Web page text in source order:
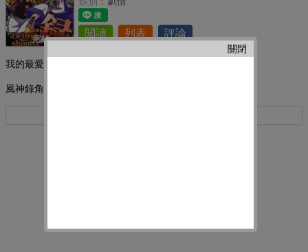
完結 閱讀 列表 評論
我的最愛：
風神錄角色的歡樂向四格第三彈
關閉